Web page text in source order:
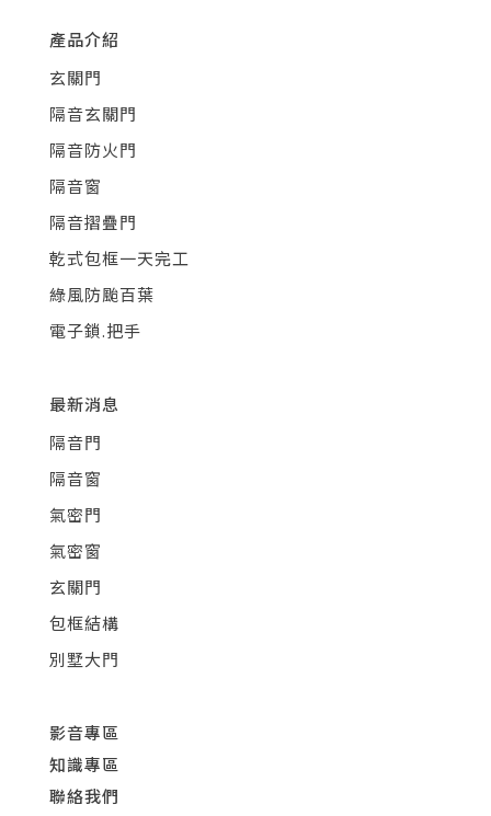
產品介紹
玄關門
隔音玄關門
隔音防火門
隔音窗
隔音摺疊門
乾式包框一天完工
綠風防颱百葉
電子鎖.把手
最新消息
隔音門
隔音窗
氣密門
氣密窗
玄關門
包框結構
別墅大門
影音專區
知識專區
聯絡我們